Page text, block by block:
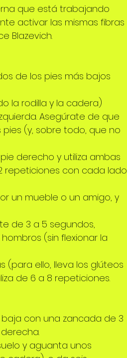
que está trabajando
activar las mismas fibras
Blazevich.
de los pies más bajos
la rodilla y la cadera)
Asegúrate de que
(y, sobre todo, que no
derecho y utiliza ambas
repeticiones con cada lado
un mueble o un amigo, y
de 3 a 5 segundos,
(sin flexionar la
(para ello, lleva los glúteos
de 6 a 8 repeticiones.
con una zancada de 3
y aguanta unos